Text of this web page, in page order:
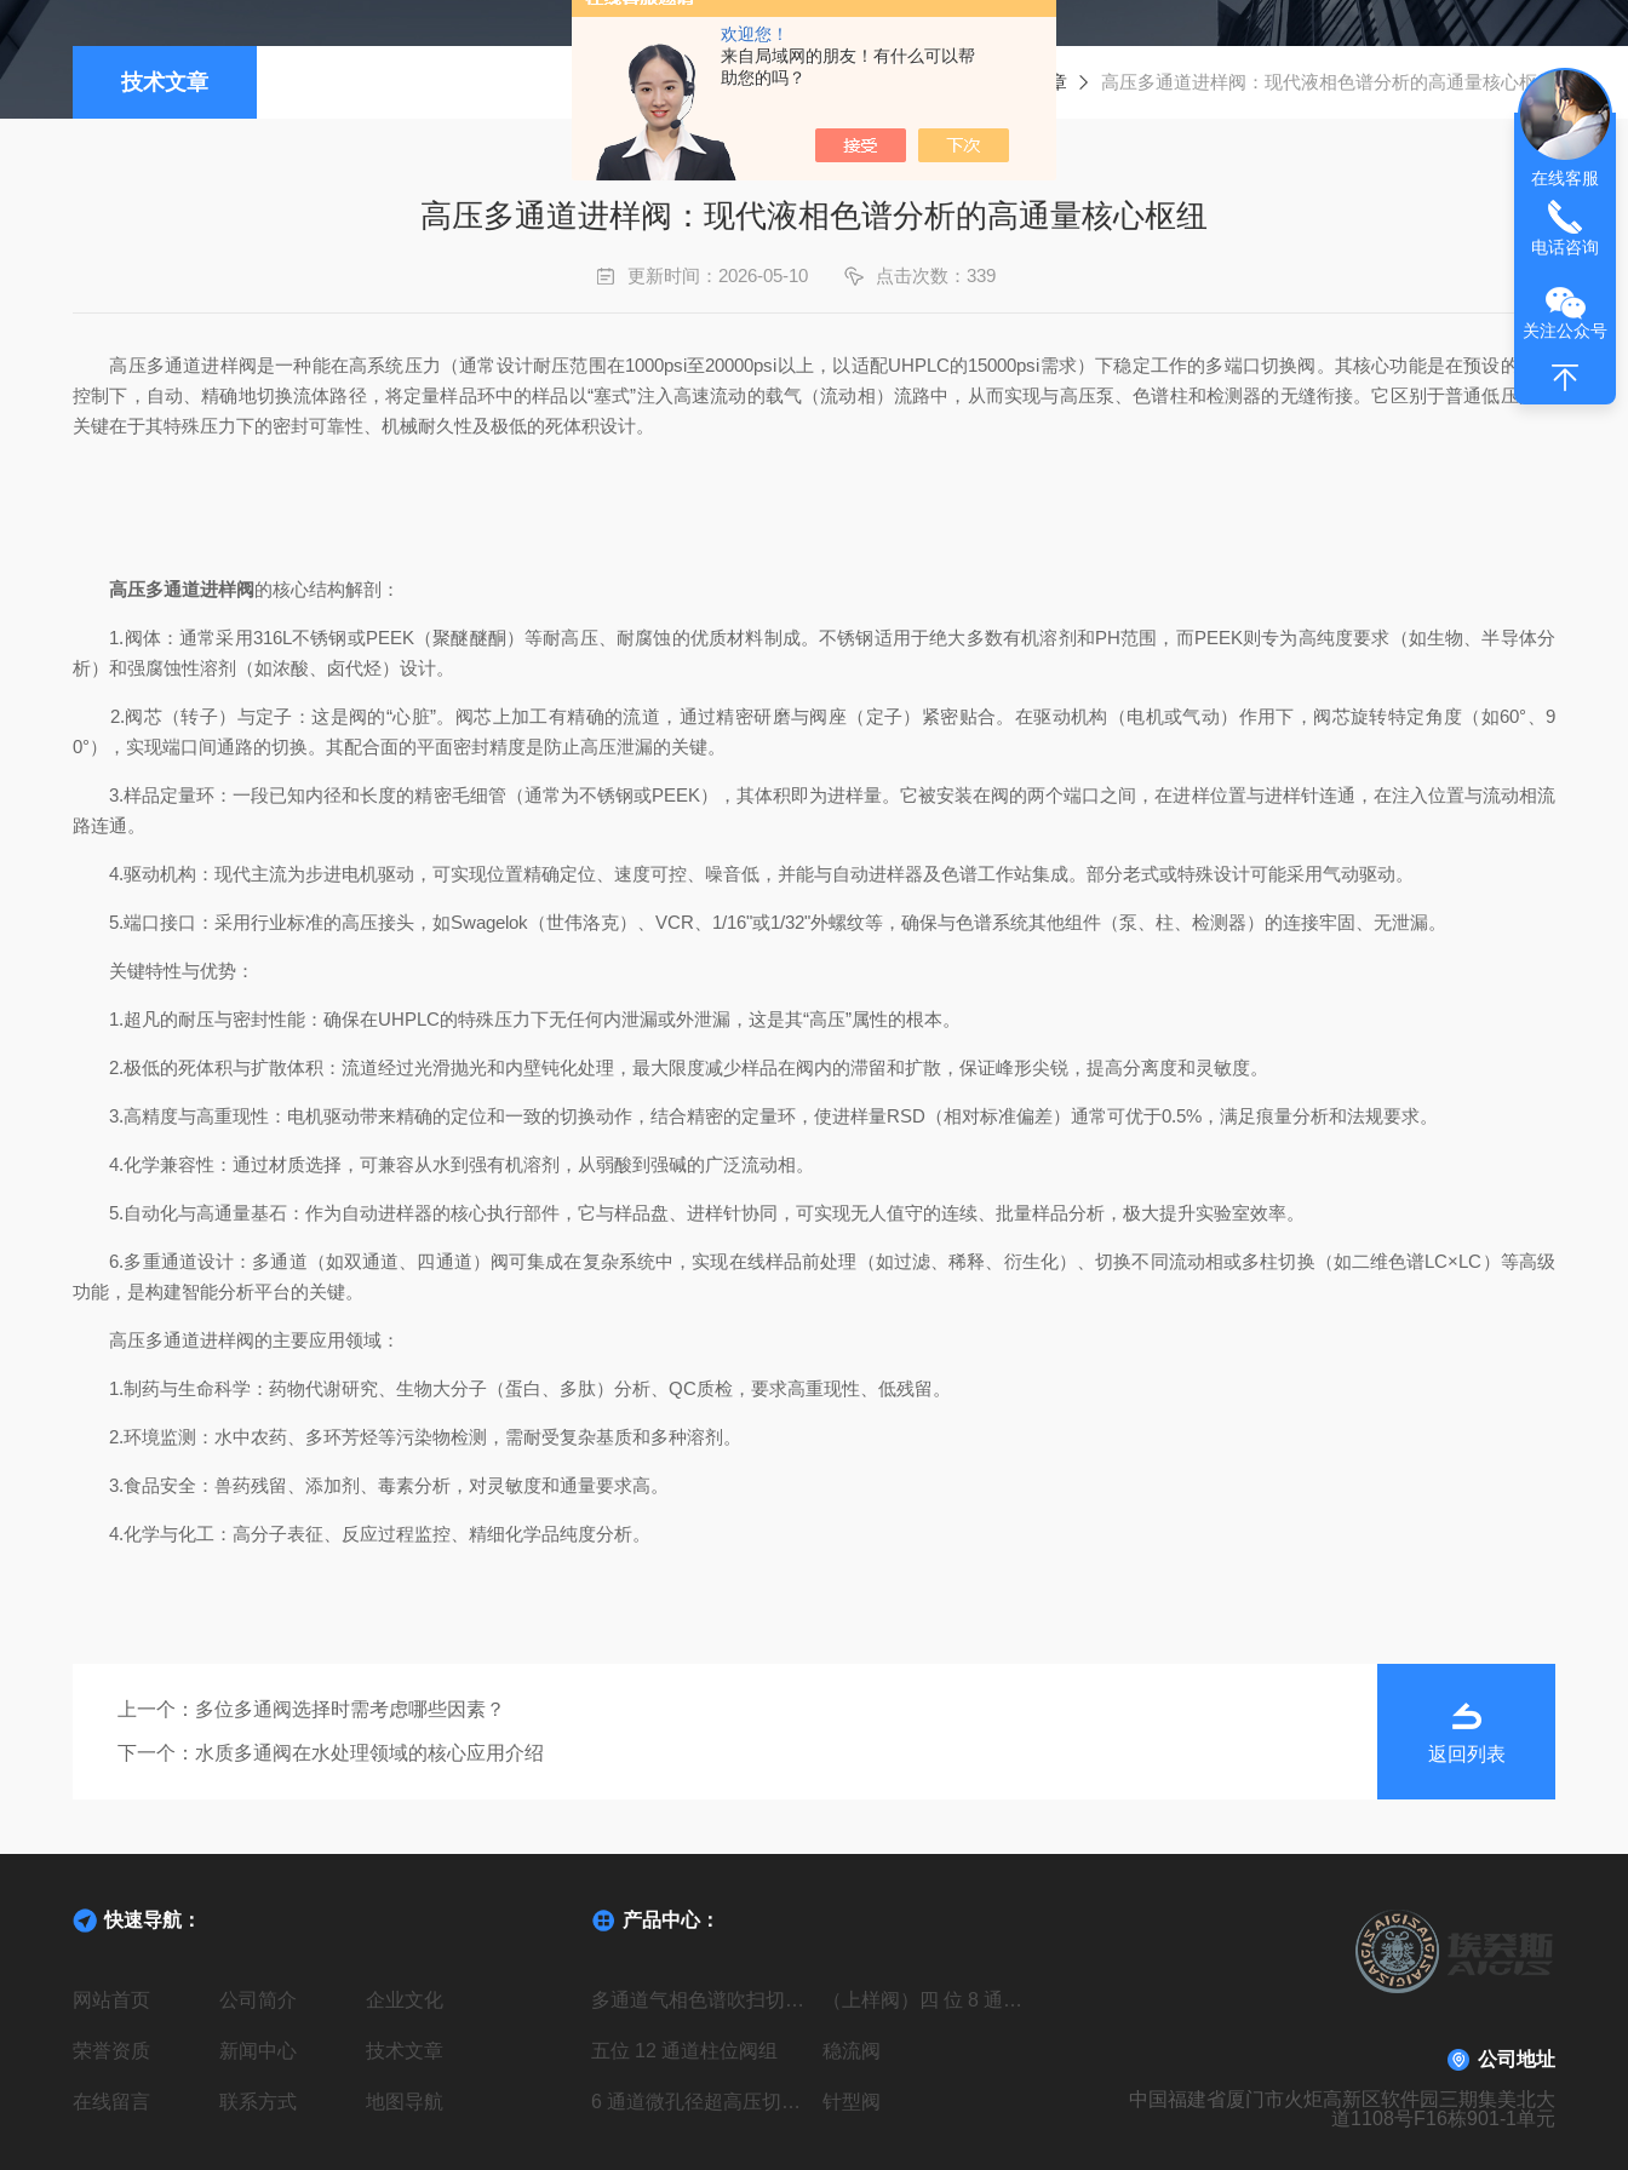
欢迎您！
来自局域网的朋友！有什么可以帮
助您的吗？
技术文章 技术文章 高压多通道进样阀：现代液相色谱分析的高通量核心枢纽
高压多通道进样阀：现代液相色谱分析的高通量核心枢纽
更新时间：2026-05-10 点击次数：339
高压多通道进样阀是一种能在高系统压力（通常设计耐压范围在1000psi至20000psi以上，以适配UHPLC的15000psi需求）下稳定工作的多端口切换阀。其核心功能是在预设的时序
控制下，自动、精确地切换流体路径，将定量样品环中的样品以“塞式”注入高速流动的载气（流动相）流路中，从而实现与高压泵、色谱柱和检测器的无缝衔接。它区别于普通低压阀的
关键在于其特殊压力下的密封可靠性、机械耐久性及极低的死体积设计。
高压多通道进样阀的核心结构解剖：
1.阀体：通常采用316L不锈钢或PEEK（聚醚醚酮）等耐高压、耐腐蚀的优质材料制成。不锈钢适用于绝大多数有机溶剂和PH范围，而PEEK则专为高纯度要求（如生物、半导体分
析）和强腐蚀性溶剂（如浓酸、卤代烃）设计。
2.阀芯（转子）与定子：这是阀的“心脏”。阀芯上加工有精确的流道，通过精密研磨与阀座（定子）紧密贴合。在驱动机构（电机或气动）作用下，阀芯旋转特定角度（如60°、9
0°），实现端口间通路的切换。其配合面的平面密封精度是防止高压泄漏的关键。
3.样品定量环：一段已知内径和长度的精密毛细管（通常为不锈钢或PEEK），其体积即为进样量。它被安装在阀的两个端口之间，在进样位置与进样针连通，在注入位置与流动相流
路连通。
4.驱动机构：现代主流为步进电机驱动，可实现位置精确定位、速度可控、噪音低，并能与自动进样器及色谱工作站集成。部分老式或特殊设计可能采用气动驱动。
5.端口接口：采用行业标准的高压接头，如Swagelok（世伟洛克）、VCR、1/16"或1/32"外螺纹等，确保与色谱系统其他组件（泵、柱、检测器）的连接牢固、无泄漏。
关键特性与优势：
1.超凡的耐压与密封性能：确保在UHPLC的特殊压力下无任何内泄漏或外泄漏，这是其“高压”属性的根本。
2.极低的死体积与扩散体积：流道经过光滑抛光和内壁钝化处理，最大限度减少样品在阀内的滞留和扩散，保证峰形尖锐，提高分离度和灵敏度。
3.高精度与高重现性：电机驱动带来精确的定位和一致的切换动作，结合精密的定量环，使进样量RSD（相对标准偏差）通常可优于0.5%，满足痕量分析和法规要求。
4.化学兼容性：通过材质选择，可兼容从水到强有机溶剂，从弱酸到强碱的广泛流动相。
5.自动化与高通量基石：作为自动进样器的核心执行部件，它与样品盘、进样针协同，可实现无人值守的连续、批量样品分析，极大提升实验室效率。
6.多重通道设计：多通道（如双通道、四通道）阀可集成在复杂系统中，实现在线样品前处理（如过滤、稀释、衍生化）、切换不同流动相或多柱切换（如二维色谱LC×LC）等高级
功能，是构建智能分析平台的关键。
高压多通道进样阀的主要应用领域：
1.制药与生命科学：药物代谢研究、生物大分子（蛋白、多肽）分析、QC质检，要求高重现性、低残留。
2.环境监测：水中农药、多环芳烃等污染物检测，需耐受复杂基质和多种溶剂。
3.食品安全：兽药残留、添加剂、毒素分析，对灵敏度和通量要求高。
4.化学与化工：高分子表征、反应过程监控、精细化学品纯度分析。
上一个： 多位多通阀选择时需考虑哪些因素？
下一个： 水质多通阀在水处理领域的核心应用介绍 返回列表
快速导航：
网站首页 公司简介 企业文化
荣誉资质 新闻中心 技术文章
在线留言 联系方式 地图导航
产品中心：
多通道气相色谱吹扫切换阀 （上样阀）四 位 8 通高压进样阀组
五位 12 通道柱位阀组 稳流阀
6 通道微孔径超高压切换阀组 针型阀
公司地址
中国福建省厦门市火炬高新区软件园三期集美北大
道1108号F16栋901-1单元
在线客服
电话咨询
关注公众号